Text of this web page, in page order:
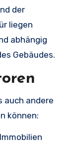
der
liegen
abhängig
Gebäudes.
auch andere
können: